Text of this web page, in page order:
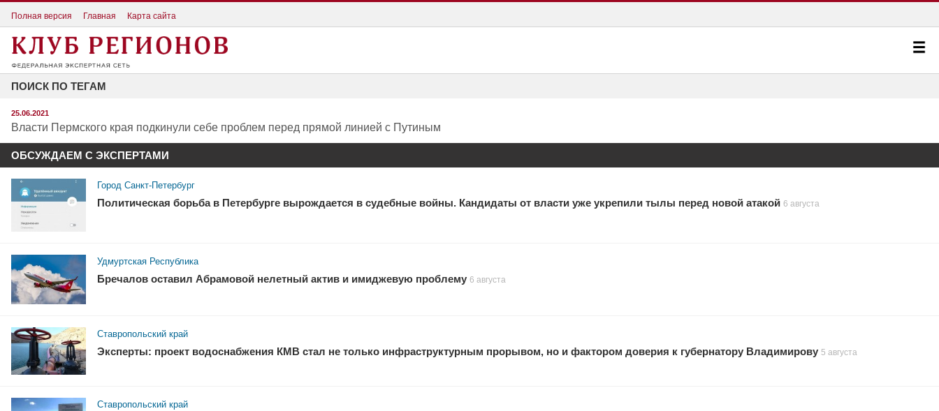
Полная версия Главная Карта сайта
ПОИСК ПО ТЕГАМ
25.06.2021
Власти Пермского края подкинули себе проблем перед прямой линией с Путиным
ОБСУЖДАЕМ С ЭКСПЕРТАМИ
Город Санкт-Петербург
Политическая борьба в Петербурге вырождается в судебные войны. Кандидаты от власти уже укрепили тылы перед новой атакой 6 августа
Удмуртская Республика
Бречалов оставил Абрамовой нелетный актив и имиджевую проблему 6 августа
Ставропольский край
Эксперты: проект водоснабжения КМВ стал не только инфраструктурным прорывом, но и фактором доверия к губернатору Владимирову 5 августа
Ставропольский край